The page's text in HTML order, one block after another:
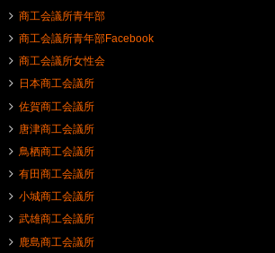
商工会議所青年部
商工会議所青年部Facebook
商工会議所女性会
日本商工会議所
佐賀商工会議所
唐津商工会議所
鳥栖商工会議所
有田商工会議所
小城商工会議所
武雄商工会議所
鹿島商工会議所